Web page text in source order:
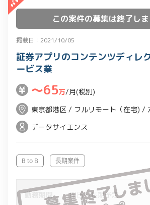
この案件の募集は終了しま
掲載日：2021/10/05
証券アプリのコンテンツディレ
ービス業
〜65万/月(税別)
東京都港区 / フルリモート（在宅) /
データサイエンス
B to B 長期案件
勤務期間 即日～長期予定